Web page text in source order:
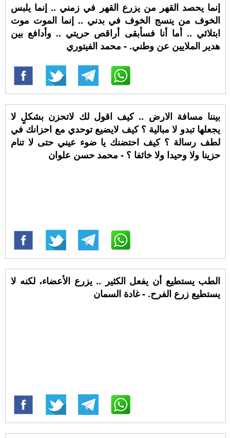
إنما يحصد القهر من يزرع القهر في زمني .. إنما يلبس
الخوف من ينسج الخوف في بدني .. إنما الموت موت
ابتلائي .. أما أنا فسأبقى أراقص حريتي .. وأدافع بين
هدير الملايين عن وطني. - محمد الفيتوري
بيننا مسافة الارض .. كيف اقول لك لاتحزن بشكلٍ لا
يجعلها تبدو لا مبالية ؟ كيف لايضيع توحدي مع احزانك في
لطف رسالة ؟ كيف احتضنك يا ضوء عيني حتى لا تنام
حزينا ولا وحيدا ولا خائفا ؟ - محمد حسن علوان
الطب يستطيع أن يفعل الكثير .. يزرع الأعضاء، لكنه لا
يستطيع زرع الفرح. - غادة السمان